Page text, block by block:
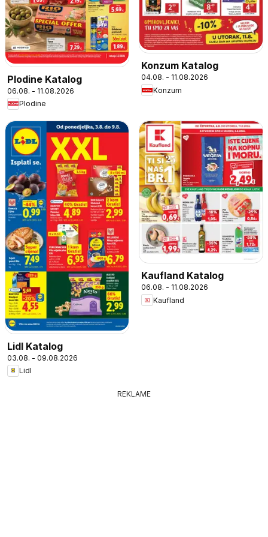
Plodine Katalog
06.08. - 11.08.2026
Plodine
Konzum Katalog
04.08. - 11.08.2026
Konzum
Lidl Katalog
03.08. - 09.08.2026
Lidl
Kaufland Katalog
06.08. - 11.08.2026
Kaufland
REKLAME